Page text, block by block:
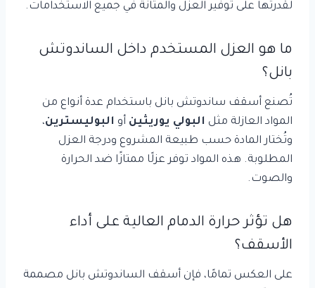
لقدرتها على توفير العزل والمتانة في جميع الاستخدامات.
ما هو العزل المستخدم داخل الساندوتش
بانل؟
تُصنع أسقف ساندوتش بانل باستخدام عدة أنواع من
المواد العازلة مثل البولي يوريثين أو البوليسترين،
وتُختار المادة حسب طبيعة المشروع ودرجة العزل
المطلوبة. هذه المواد توفر عزلًا ممتازًا ضد الحرارة
والصوت.
هل تؤثر حرارة الدمام العالية على أداء
الأسقف؟
على العكس تمامًا، فإن أسقف الساندوتش بانل مصممة